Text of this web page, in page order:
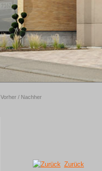
Vorher / Nachher
Zurück